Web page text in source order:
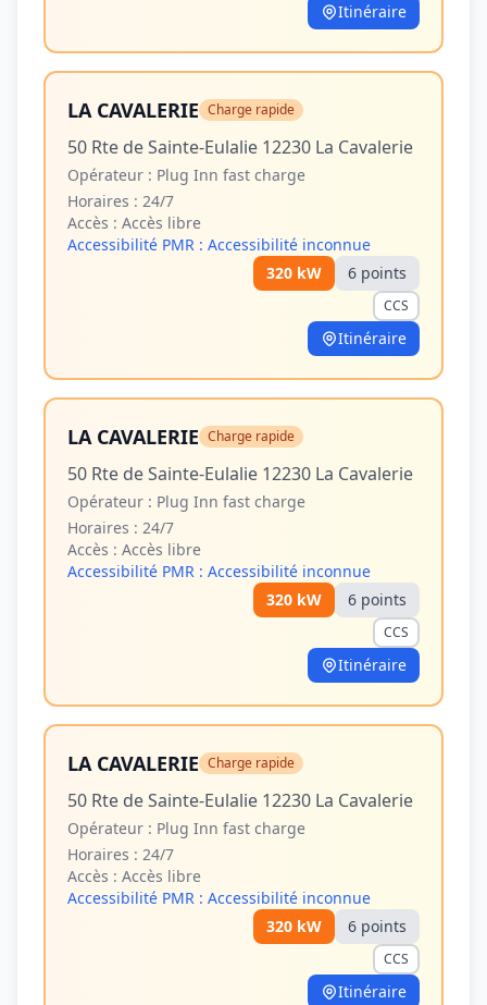
Itinéraire
LA CAVALERIE Charge rapide
50 Rte de Sainte-Eulalie 12230 La Cavalerie
Opérateur : Plug Inn fast charge
Horaires : 24/7
Accès : Accès libre
Accessibilité PMR : Accessibilité inconnue
320 kW 6 points
CCS
Itinéraire
LA CAVALERIE Charge rapide
50 Rte de Sainte-Eulalie 12230 La Cavalerie
Opérateur : Plug Inn fast charge
Horaires : 24/7
Accès : Accès libre
Accessibilité PMR : Accessibilité inconnue
320 kW 6 points
CCS
Itinéraire
LA CAVALERIE Charge rapide
50 Rte de Sainte-Eulalie 12230 La Cavalerie
Opérateur : Plug Inn fast charge
Horaires : 24/7
Accès : Accès libre
Accessibilité PMR : Accessibilité inconnue
320 kW 6 points
CCS
Itinéraire